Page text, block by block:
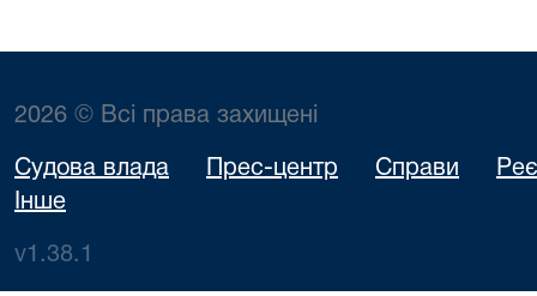
2026 © Всі права захищені
Судова влада Прес-центр Справи
Інше
v1.38.1